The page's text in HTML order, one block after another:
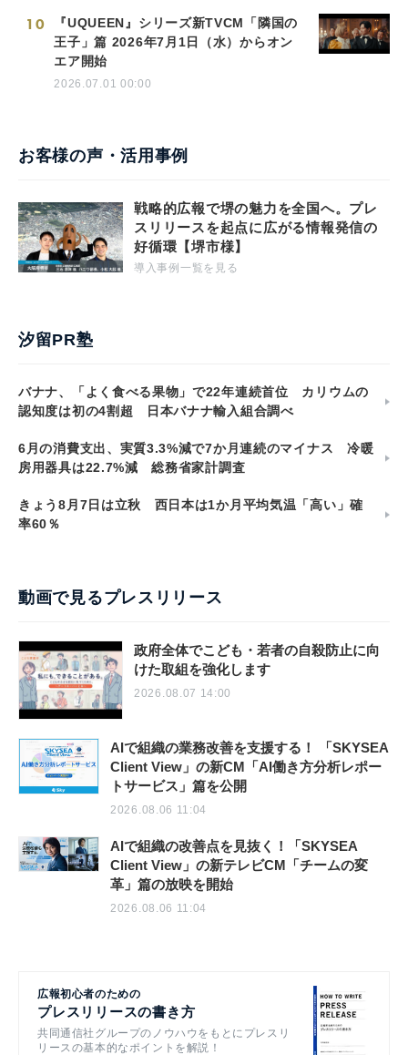
10
『UQUEEN』シリーズ新TVCM「隣国の
王子」篇 2026年7月1日（水）からオン
エア開始
2026.07.01 00:00
お客様の声・活用事例
戦略的広報で堺の魅力を全国へ。プレ
スリリースを起点に広がる情報発信の
好循環【堺市様】
導入事例一覧を見る
汐留PR塾
バナナ、「よく食べる果物」で22年連続首位 カリウムの
認知度は初の4割超 日本バナナ輸入組合調べ
6月の消費支出、実質3.3%減で7か月連続のマイナス 冷暖
房用器具は22.7%減 総務省家計調査
きょう8月7日は立秋 西日本は1か月平均気温「高い」確
率60％
動画で見るプレスリリース
政府全体でこども・若者の自殺防止に向
けた取組を強化します
2026.08.07 14:00
AIで組織の業務改善を支援する！ 「SKYSEA
Client View」の新CM「AI働き方分析レポー
トサービス」篇を公開
2026.08.06 11:04
AIで組織の改善点を見抜く！「SKYSEA
Client View」の新テレビCM「チームの変
革」篇の放映を開始
2026.08.06 11:04
広報初心者のための
プレスリリースの書き方
共同通信社グループのノウハウをもとにプレスリ
リースの基本的なポイントを解説！